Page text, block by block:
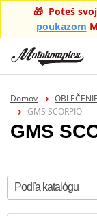
🎁 Poteš
poukazom
Domov OBLEČENIE
GMS SCORPIO
GMS